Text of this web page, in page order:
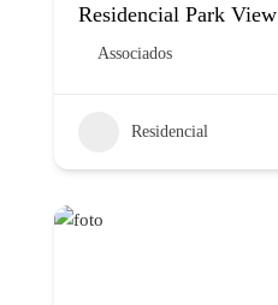
Residencial Park View
Associados
Residencial